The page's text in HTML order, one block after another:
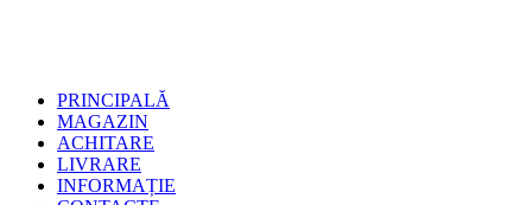
PRINCIPALĂ
MAGAZIN
ACHITARE
LIVRARE
INFORMAȚIE